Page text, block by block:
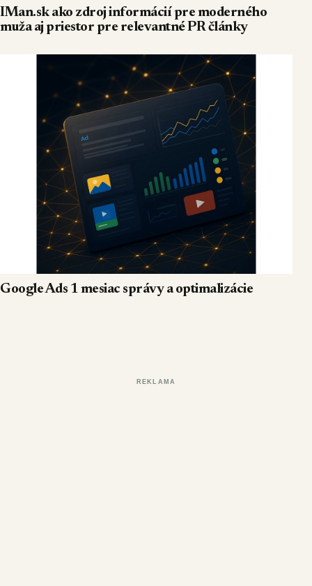
IMan.sk ako zdroj informácií pre moderného
muža aj priestor pre relevantné PR články
Google Ads 1 mesiac správy a optimalizácie
REKLAMA